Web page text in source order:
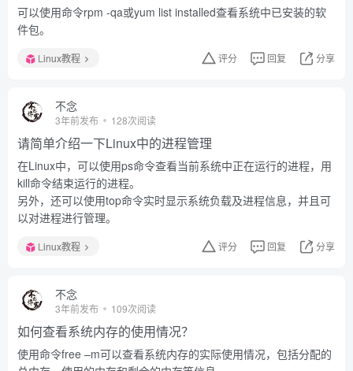
可以使用命令rpm -qa或yum list installed查看系统中已安装的软
件包。
Linux教程 评分 回复 分享
不念
3年前发布 128次阅读
请简单介绍一下Linux中的进程管理
在Linux中，可以使用ps命令查看当前系统中正在运行的进程，用
kill命令结束运行的进程。
另外，还可以使用top命令实时显示系统负载及进程信息，并且可
以对进程进行管理。
Linux教程 评分 回复 分享
不念
3年前发布 109次阅读
如何查看系统内存的使用情况？
使用命令free –m可以查看系统内存的实际使用情况，包括分配的